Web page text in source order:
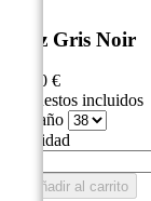
Jazz Gris Noir
35,00 €
Impuestos incluidos
Tamaño
Cantidad
Añadir al carrito